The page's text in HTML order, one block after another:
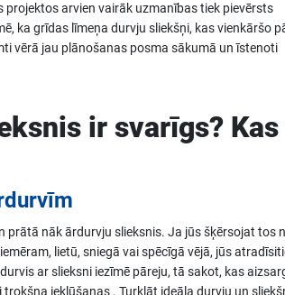
projektos arvien vairāk uzmanības tiek pievērsts
ka grīdas līmeņa durvju sliekšņi, kas vienkāršo
vērā jau plānošanas posma sākumā un īstenoti
ir svarīgs?
prātā nāk ārdurvju slieksnis. Ja jūs šķērsojat tos
lietū, sniegā vai spēcīgā vējā, jūs
ar slieksni iezīmē pāreju, tā sakot, kas
iekļūšanas . Turklāt ideāla durvju un